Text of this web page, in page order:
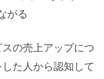
がる
の売上アップにつ
た人から認知して